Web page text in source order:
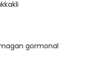
gormonal